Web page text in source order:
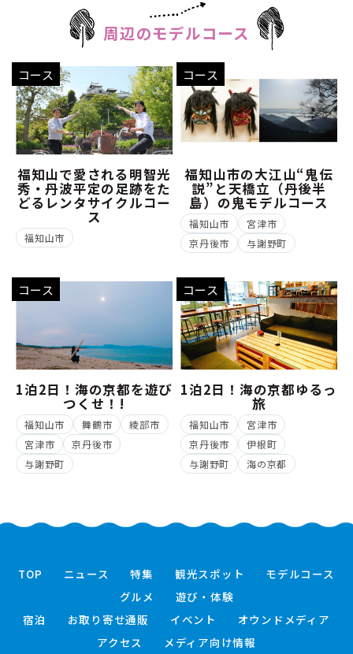
周辺のモデルコース
コース
福知山で愛される明智光
秀・丹波平定の足跡をた
どるレンタサイクルコー
ス
福知山市
コース
福知山市の大江山“鬼伝
説”と天橋立（丹後半
島）の鬼モデルコース
福知山市
宮津市
京丹後市
与謝野町
コース
1泊2日！海の京都を遊び
つくせ！!
福知山市 舞鶴市
綾部市
宮津市
京丹後市
与謝野町
コース
1泊2日！海の京都ゆるっ
旅
福知山市
宮津市
京丹後市
伊根町
与謝野町
海の京都
TOP ニュース 特集 観光スポット
モデルコース
グルメ
遊び・体験
宿泊
お取り寄せ通販 イベント
オウンドメディア
アクセス
メディア向け情報